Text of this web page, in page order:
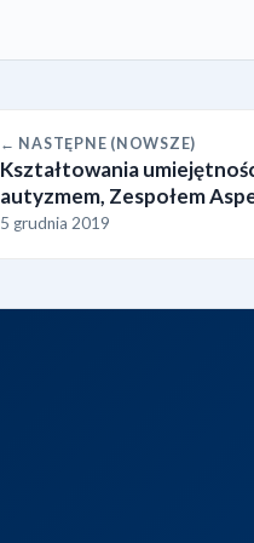
← NASTĘPNE (NOWSZE)
Kształtowania
autyzmem, Zespołem
5 grudnia 2019